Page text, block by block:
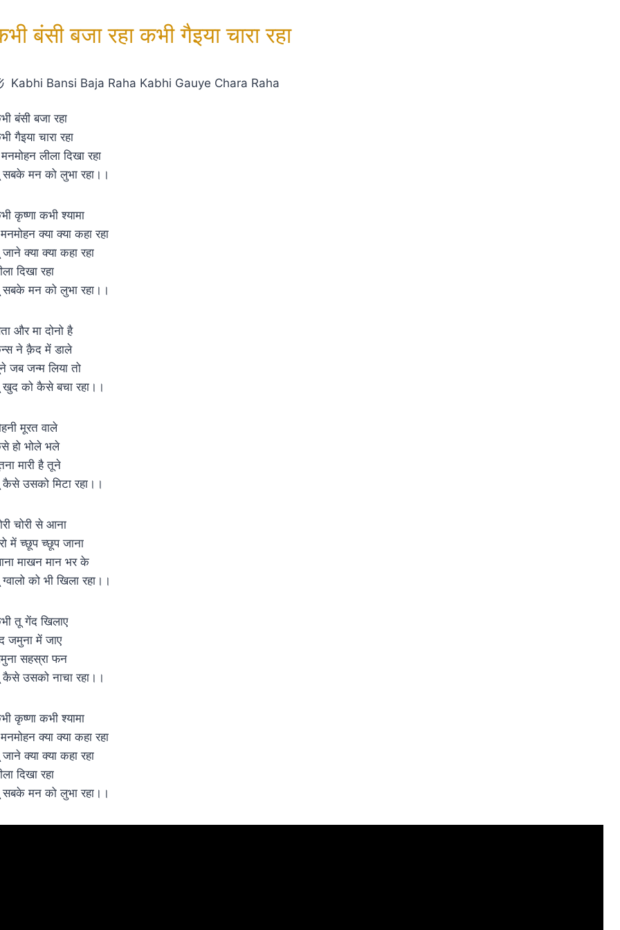
बंसी बजा रहा कभी गैइया चारा रहा
Kabhi Bansi Baja Raha Kabhi Gauye Chara Raha
बंसी बजा रहा
गैइया चारा रहा
लीला दिखा रहा
मन को लुभा रहा।।
कृष्णा कभी श्यामा
क्या क्या कहा रहा
क्या क्या कहा रहा
दिखा रहा
मन को लुभा रहा।।
और मा दोनो है
ने क़ैद में डाले
जब जन्म लिया तो
को कैसे बचा रहा।।
मूरत वाले
हो भोले भले
मारी है तूने
उसको मिटा रहा।।
चोरी से आना
में च्छूप च्छूप जाना
माखन मान भर के
को भी खिला रहा।।
तू गेंद खिलाए
जमुना में जाए
सहस्रा फन
उसको नाचा रहा।।
कृष्णा कभी श्यामा
क्या क्या कहा रहा
क्या क्या कहा रहा
दिखा रहा
मन को लुभा रहा।।